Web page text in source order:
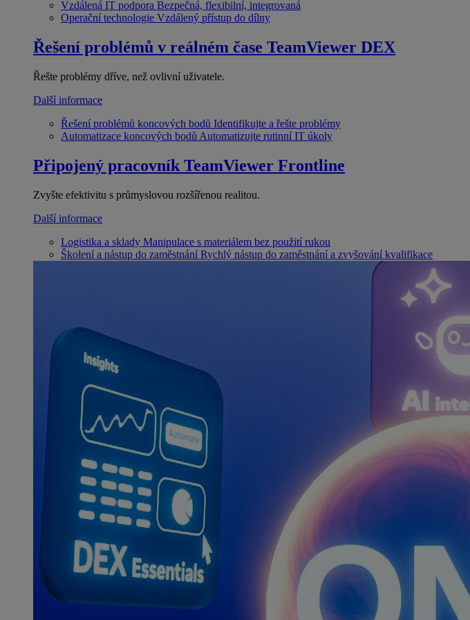
Vzdálená IT podpora Bezpečná, flexibilní, integrovaná
Operační technologie Vzdálený přístup do dílny
Řešení problémů v reálném čase TeamViewer DEX
Řešte problémy dříve, než ovlivní uživatele.
Další informace
Řešení problémů koncových bodů Identifikujte a řešte problémy
Automatizace koncových bodů Automatizujte rutinní IT úkoly
Připojený pracovník TeamViewer Frontline
Zvyšte efektivitu s průmyslovou rozšířenou realitou.
Další informace
Logistika a sklady Manipulace s materiálem bez použití rukou
Školení a nástup do zaměstnání Rychlý nástup do zaměstnání a zvyšování kvalifikace